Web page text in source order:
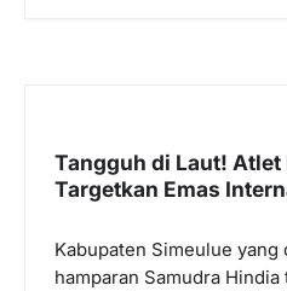
Tangguh di Laut!
Targetkan Emas
Kabupaten Simeulue
hamparan Samudra